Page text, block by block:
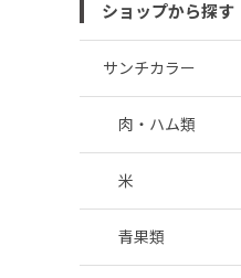
ショップから探す
サンチカラー
肉・ハム類
米
青果類